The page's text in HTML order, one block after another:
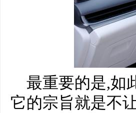
最重要的是,如
它的宗旨就是不